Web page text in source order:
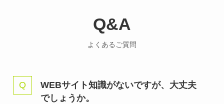
Q&A
よくあるご質問
WEBサイト知識がないですが、大丈夫
でしょうか。